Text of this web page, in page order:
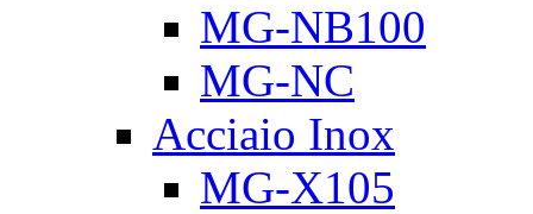
MG-NB100
MG-NC
Acciaio Inox
MG-X105